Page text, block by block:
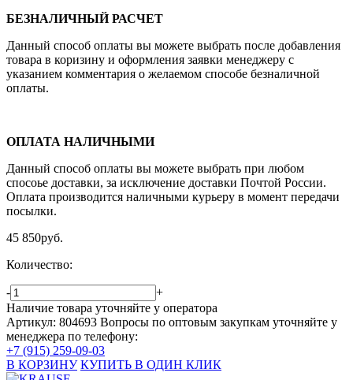
БЕЗНАЛИЧНЫЙ РАСЧЕТ
Данный способ оплаты вы можете выбрать после добавления
товара в коризину и оформления заявки менеджеру c
указанием комментария о желаемом способе безналичной
оплаты.
ОПЛАТА НАЛИЧНЫМИ
Данный способ оплаты вы можете выбрать при любом
спосоье доставки, за исключение доставки Почтой России.
Оплата производится наличными курьеру в момент передачи
посылки.
45 850руб.
Количество:
-
+
Наличие товара уточняйте у оператора
Артикул: 804693 Вопросы по оптовым закупкам уточняйте у
менеджера по телефону:
+7 (915) 259-09-03
В КОРЗИНУ КУПИТЬ В ОДИН КЛИК